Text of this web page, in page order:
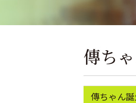
傳ち
傳ちゃん